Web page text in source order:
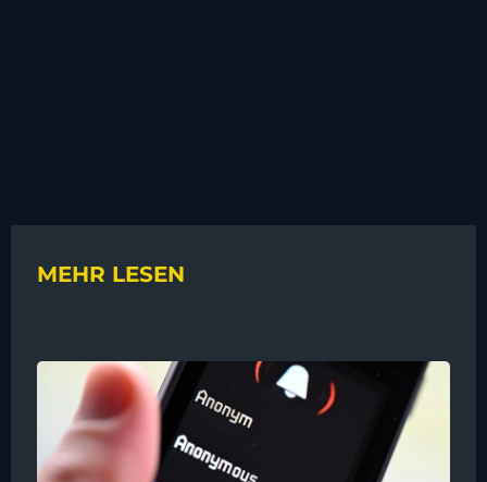
MEHR LESEN